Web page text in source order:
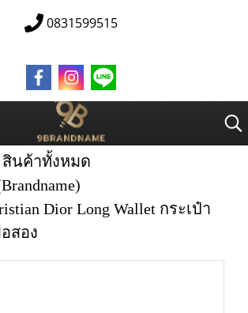
0831599515
สินค้าทั้งหมด
Dior Long Wallet กระเป๋า
สอง